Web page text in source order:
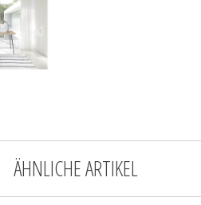
ÄHNLICHE ARTIKEL